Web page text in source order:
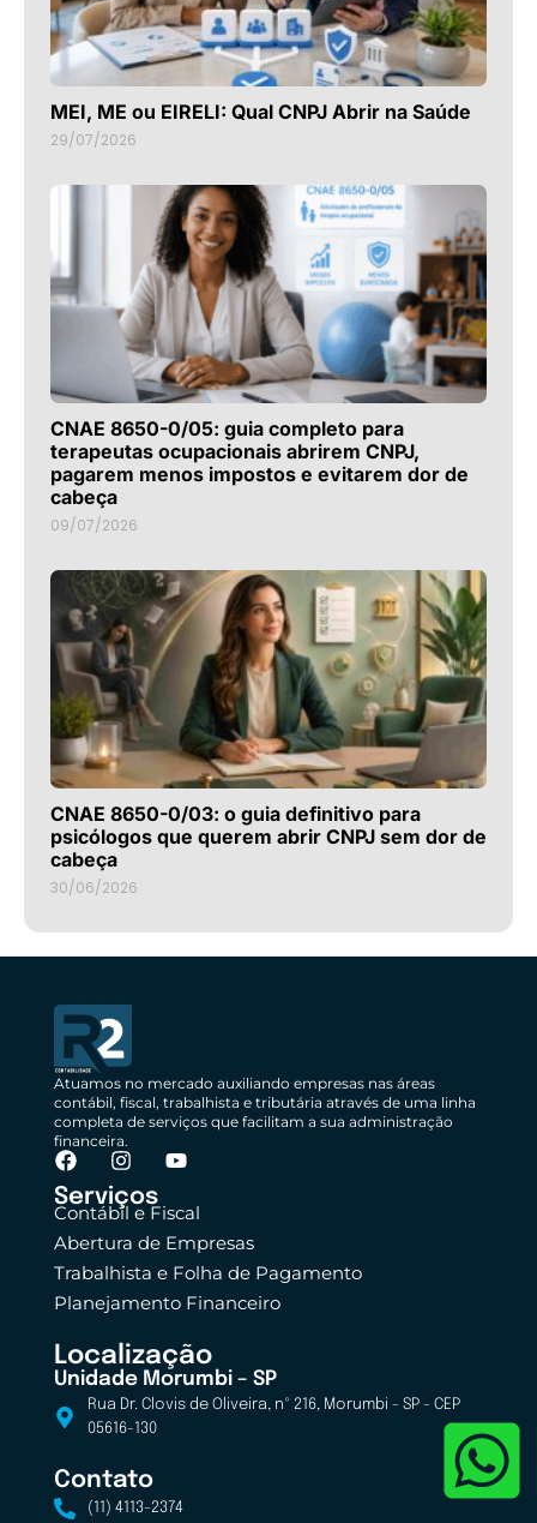
MEI, ME ou EIRELI: Qual CNPJ Abrir na Saúde
29/07/2026
CNAE 8650-0/05: guia completo para
terapeutas ocupacionais abrirem CNPJ,
pagarem menos impostos e evitarem dor de
cabeça
09/07/2026
CNAE 8650-0/03: o guia definitivo para
psicólogos que querem abrir CNPJ sem dor de
cabeça
30/06/2026
Atuamos no mercado auxiliando empresas nas áreas
contábil, fiscal, trabalhista e tributária através de uma linha
completa de serviços que facilitam a sua administração
financeira.
Serviços
Contábil e Fiscal
Abertura de Empresas
Trabalhista e Folha de Pagamento
Planejamento Financeiro
Localização
Unidade Morumbi – SP
Rua Dr. Clovis de Oliveira, nº 216, Morumbi - SP - CEP
05616-130
Contato
(11) 4113-2374